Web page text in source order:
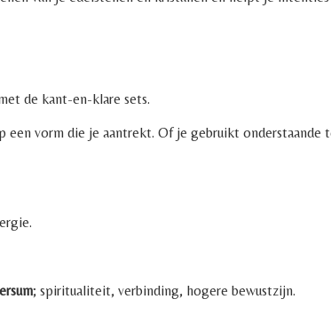
de kant-en-klare sets.
vorm die je aantrekt. Of je gebruikt onderstaande
; spiritualiteit, verbinding, hogere bewustzijn.